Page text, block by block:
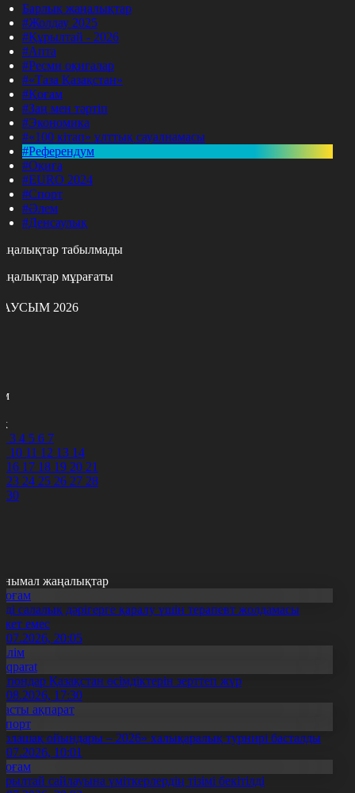
Барлық жаңалықтар
#Жолдау 2025
#Құрылтай - 2026
#Апта
#Ресми оқиғалар
#«Таза Қазақстан»
#Қоғам
#Заң мен тәртіп
#Экономика
#«100 кітап» ұлттық сауалнамасы
#Референдум
#Оқиға
#EURO 2024
#Спорт
#Әлем
#Денсаулық
табылмады
мұрағаты
2026
3 4 5 6 7
10 11 12 13 14
16 17 18 19 20 21
23 24 25 26 27 28
30
жаңалықтар
салалық дәрігерге қаралу үшін терапевт жолдамасы
емес
20:05
Қазақстан өсімдіктерін зерттеп жүр
17:30
ақпарат
ойындары – 2026» халықаралық турнирі басталды
10:01
сайлауына үміткерлердің тізімі бекітілді